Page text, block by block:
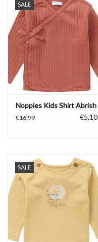
SALE
Noppies Kids Shirt Abrish
€16,99 €5,10
SALE